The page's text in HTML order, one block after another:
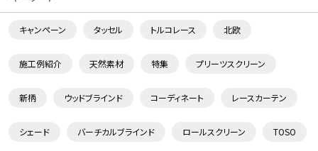
キャンペーン タッセル トルコレース 北欧
施工例紹介 天然素材 特集 プリーツスクリーン
新柄 ウッドブラインド コーディネート レースカーテン
シェード バーチカルブラインド ロールスクリーン TOSO